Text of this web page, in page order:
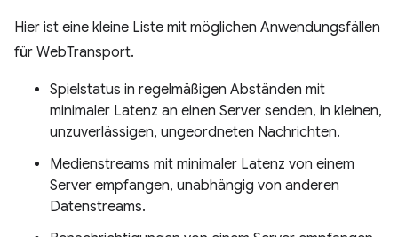
Hier ist eine kleine Liste mit möglichen Anwendungsfällen
für WebTransport.
Spielstatus in regelmäßigen Abständen mit
minimaler Latenz an einen Server senden, in kleinen,
unzuverlässigen, ungeordneten Nachrichten.
Medienstreams mit minimaler Latenz von einem
Server empfangen, unabhängig von anderen
Datenstreams.